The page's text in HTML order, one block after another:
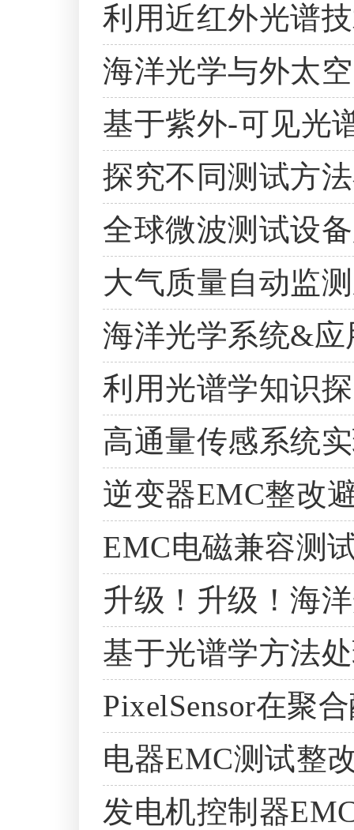
利用近红外光谱
海洋光学与外太
基于紫外-可见光
探究不同测试方
全球微波测试设
大气质量自动监
海洋光学系统&应
利用光谱学知识
高通量传感系统
逆变器EMC整改
EMC电磁兼容测
升级！升级！海
基于光谱学方法
PixelSensor在聚
电器EMC测试整
发电机控制器